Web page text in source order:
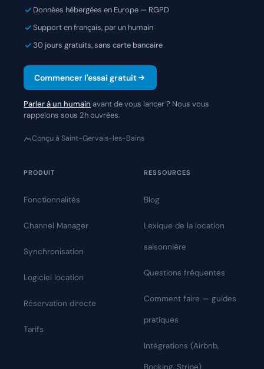
Données hébergées en Europe — RGPD
Support en français, par un humain
30 jours gratuits, sans carte bancaire
Commencer l'essai gratuit
Parler à un humain avant de vous lancer ? Nous vous
rappelons sous 2h ouvrées.
Conçu à Saint-Gervais-les-Bains
PRODUIT
Fonctionnalités
Channel Manager
Synchronisation
Logiciel location
Réservation directe
Tarifs
RESSOURCES
Blog
Lexique de la location
saisonnière
Questions fréquentes
Comment faire — guides
pratiques
Intégrations (Airbnb,
Booking, Stripe)